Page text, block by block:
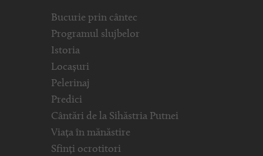
Bucurie prin cântec
Programul slujbelor
Istoria
Locașuri
Pelerinaj
Predici
Cântări de la Sihăstria Putnei
Viața în mănăstire
Sfinți ocrotitori